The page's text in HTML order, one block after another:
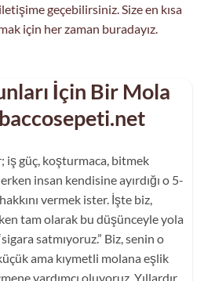
geçebilirsiniz. Size en kısa
için her zaman buradayız.
İçin Bir Mola
iş güç, koşturmaca, bitmek
insan kendisine ayırdığı o 5-
vermek ister. İşte biz,
tam olarak bu düşünceyle yola
satmıyoruz.” Biz, senin o
ama kıymetli molana eşlik
yardımcı oluyoruz. Yıllardır